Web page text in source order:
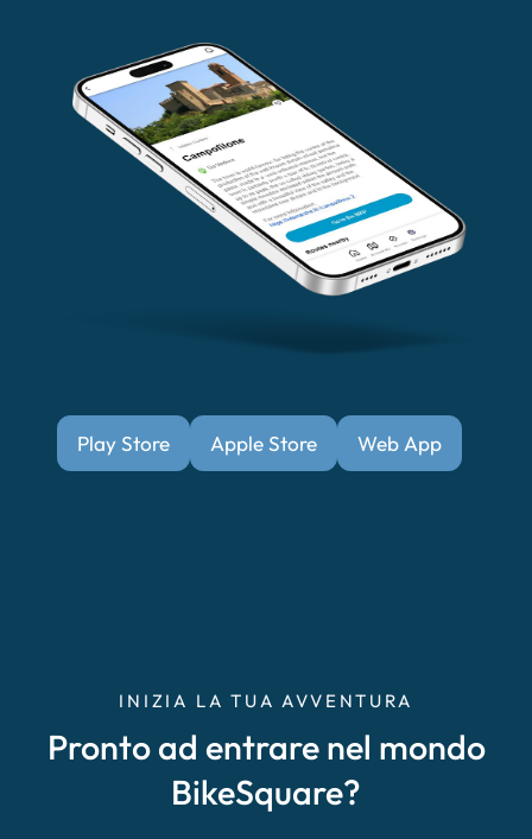
Play Store Apple Store Web App
INIZIA LA TUA AVVENTURA
Pronto ad entrare nel mondo
BikeSquare?